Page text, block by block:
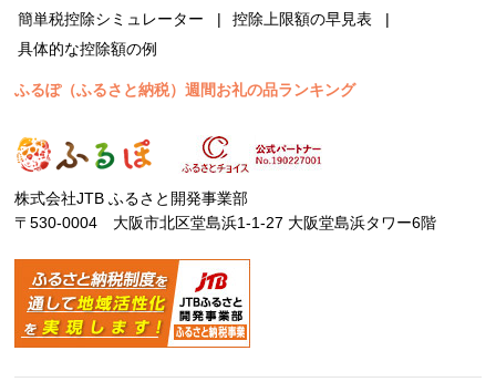
簡単税控除シミュレーター
控除上限額の早見表
具体的な控除額の例
ふるぽ（ふるさと納税）週間お礼の品ランキング
株式会社JTB ふるさと開発事業部
〒530-0004 大阪市北区堂島浜1-1-27 大阪堂島浜タワー6階